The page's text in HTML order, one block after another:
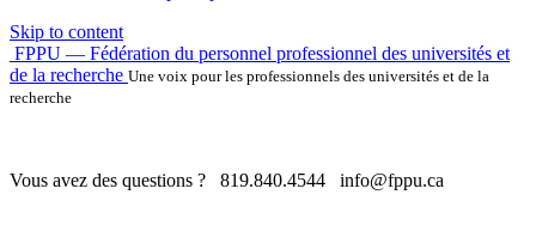
Skip to content
FPPU — Fédération du personnel professionnel des universités et
de la recherche Une voix pour les professionnels des universités et de la
recherche
Vous avez des questions ? 819.840.4544 info@fppu.ca